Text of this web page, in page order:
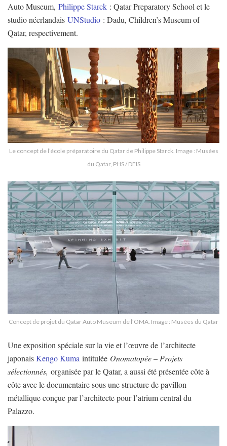
Auto Museum, Philippe Starck : Qatar Preparatory School et le
studio néerlandais UNStudio : Dadu, Children’s Museum of
Qatar, respectivement.
Le concept de l’école préparatoire du Qatar de Philippe Starck. Image : Musées
du Qatar, PHS / DEIS
Concept de projet du Qatar Auto Museum de l’OMA. Image : Musées du Qatar
Une exposition spéciale sur la vie et l’œuvre de l’architecte
japonaisKengo Kuma intitulée Onomatopée – Projets
sélectionnés, organisée par le Qatar, a aussi été présentée côte à
côte avec le documentaire sous une structure de pavillon
métallique conçue par l’architecte pour l’atrium central du
Palazzo.